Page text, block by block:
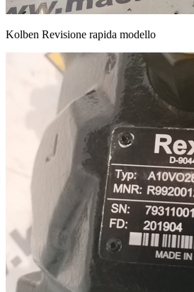
Kolben Revisione rapida modello